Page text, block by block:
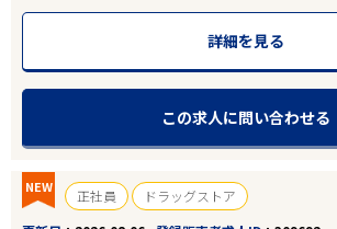
詳細を見る
この求人に問い合わせる
NEW 正社員
ドラッグストア